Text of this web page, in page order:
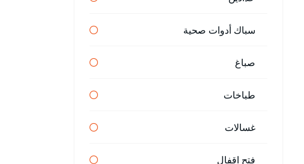
سباك أدوات صحية
صباغ
طباخات
غسالات
فتح اقفال